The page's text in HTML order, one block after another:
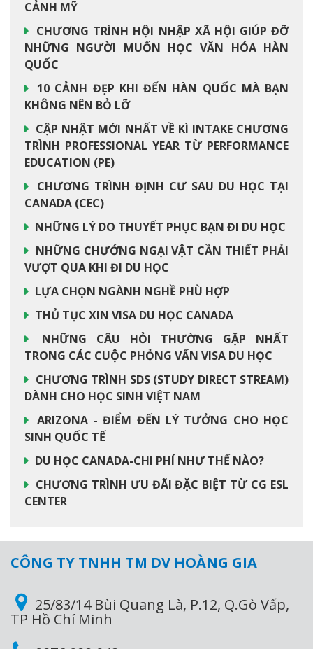
CẢNH MỸ
CHƯƠNG TRÌNH HỘI NHẬP XÃ HỘI GIÚP ĐỠ
NHỮNG NGƯỜI MUỐN HỌC VĂN HÓA HÀN
QUỐC
10 CẢNH ĐẸP KHI ĐẾN HÀN QUỐC MÀ BẠN
KHÔNG NÊN BỎ LỠ
CẬP NHẬT MỚI NHẤT VỀ KÌ INTAKE CHƯƠNG
TRÌNH PROFESSIONAL YEAR TỪ PERFORMANCE
EDUCATION (PE)
CHƯƠNG TRÌNH ĐỊNH CƯ SAU DU HỌC TẠI
CANADA (CEC)
NHỮNG LÝ DO THUYẾT PHỤC BẠN ĐI DU HỌC
NHỮNG CHƯỚNG NGẠI VẬT CẦN THIẾT PHẢI
VƯỢT QUA KHI ĐI DU HỌC
LỰA CHỌN NGÀNH NGHỀ PHÙ HỢP
THỦ TỤC XIN VISA DU HỌC CANADA
NHỮNG CÂU HỎI THƯỜNG GẶP NHẤT
TRONG CÁC CUỘC PHỎNG VẤN VISA DU HỌC
CHƯƠNG TRÌNH SDS (STUDY DIRECT STREAM)
DÀNH CHO HỌC SINH VIỆT NAM
ARIZONA - ĐIỂM ĐẾN LÝ TƯỞNG CHO HỌC
SINH QUỐC TẾ
DU HỌC CANADA-CHI PHÍ NHƯ THẾ NÀO?
CHƯƠNG TRÌNH ƯU ĐÃI ĐẶC BIỆT TỪ CG ESL
CENTER
CÔNG TY TNHH TM DV HOÀNG GIA
25/83/14 Bùi Quang Là, P.12, Q.Gò Vấp,
TP Hồ Chí Minh